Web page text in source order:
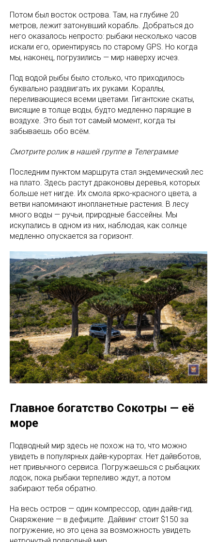
Потом был восток острова. Там, на глубине 20
метров, лежит затонувший корабль. Добраться до
него оказалось непросто: рыбаки несколько часов
искали его, ориентируясь по старому GPS. Но когда
мы, наконец, погрузились — мир наверху исчез.
Под водой рыбы было столько, что приходилось
буквально раздвигать их руками. Кораллы,
переливающиеся всеми цветами. Гигантские скаты,
висящие в толще воды, будто медленно парящие в
воздухе. Это был тот самый момент, когда ты
забываешь обо всём.
Смотрите ролик в нашей группе в Телеграмме
Последним пунктом маршрута стал эндемический лес
на плато. Здесь растут драконовы деревья, которых
больше нет нигде. Их смола ярко-красного цвета, а
ветви напоминают инопланетные растения. В лесу
много воды — ручьи, природные бассейны. Мы
искупались в одном из них, наблюдая, как солнце
медленно опускается за горизонт.
Главное богатство Сокотры — её
море
Подводный мир здесь не похож на то, что можно
увидеть в популярных дайв-курортах. Нет дайвботов,
нет привычного сервиса. Погружаешься с рыбацких
лодок, пока рыбаки терпеливо ждут, а потом
забирают тебя обратно.
На весь остров — один компрессор, один дайв-гид.
Снаряжение — в дефиците. Дайвинг стоит $150 за
погружение, но это цена за возможность увидеть